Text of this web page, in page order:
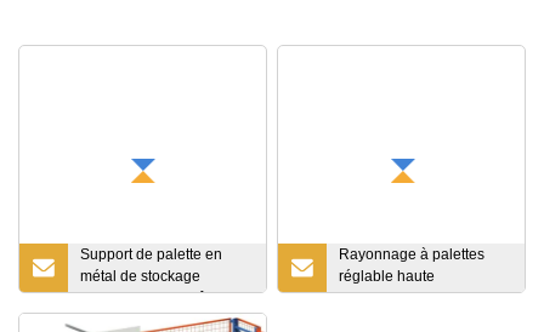
Support de palette en
métal de stockage
industriel d'entrepôt de
haute qualité réglable
Rayonnage à palettes
réglable haute
performance en Chine